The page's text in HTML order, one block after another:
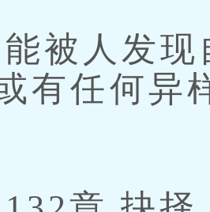
被人发现
有任何异